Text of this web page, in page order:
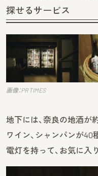
探せるサービス
画像：PR TIMES
地下には、奈良の地酒が
ワイン、シャンパンが
電灯を持って、お気に入